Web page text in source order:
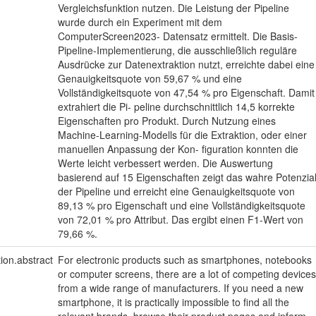
Vergleichsfunktion nutzen. Die Leistung der Pipeline
wurde durch ein Experiment mit dem
ComputerScreen2023- Datensatz ermittelt. Die Basis-
Pipeline-Implementierung, die ausschließlich reguläre
Ausdrücke zur Datenextraktion nutzt, erreichte dabei eine
Genauigkeitsquote von 59,67 % und eine
Vollständigkeitsquote von 47,54 % pro Eigenschaft. Damit
extrahiert die Pi- peline durchschnittlich 14,5 korrekte
Eigenschaften pro Produkt. Durch Nutzung eines
Machine-Learning-Modells für die Extraktion, oder einer
manuellen Anpassung der Kon- figuration konnten die
Werte leicht verbessert werden. Die Auswertung
basierend auf 15 Eigenschaften zeigt das wahre Potenzial
der Pipeline und erreicht eine Genauigkeitsquote von
89,13 % pro Eigenschaft und eine Vollständigkeitsquote
von 72,01 % pro Attribut. Das ergibt einen F1-Wert von
79,66 %.
For electronic products such as smartphones, notebooks
or computer screens, there are a lot of competing devices
from a wide range of manufacturers. If you need a new
smartphone, it is practically impossible to find all the